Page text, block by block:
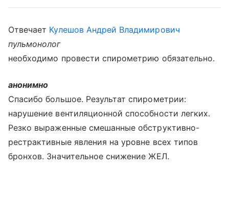
Отвечает Кулешов Андрей Владимирович
пульмонолог
необходимо провести спирометрию обязательно.
анонимно
Спасибо большое. Результат спирометрии:
нарушение вентиляционной способности легких.
Резко выраженные смешанные обструктивно-
рестрактивные явления на уровне всех типов
бронхов. Значительное снижение ЖЕЛ.